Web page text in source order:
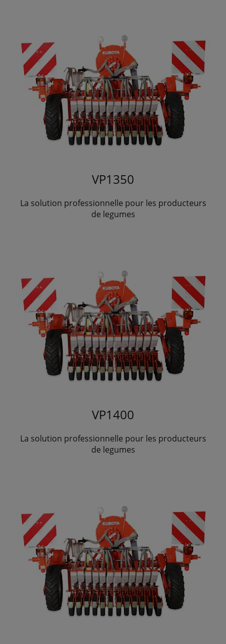
VP1350
La solution professionnelle pour les producteurs
de legumes
VP1400
La solution professionnelle pour les producteurs
de legumes